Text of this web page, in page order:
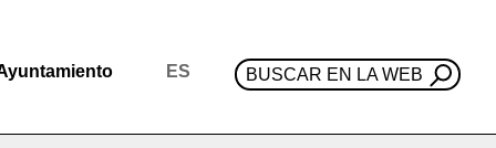
ES BUSCAR EN LA WEB